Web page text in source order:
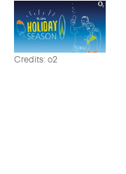
Credits: o2